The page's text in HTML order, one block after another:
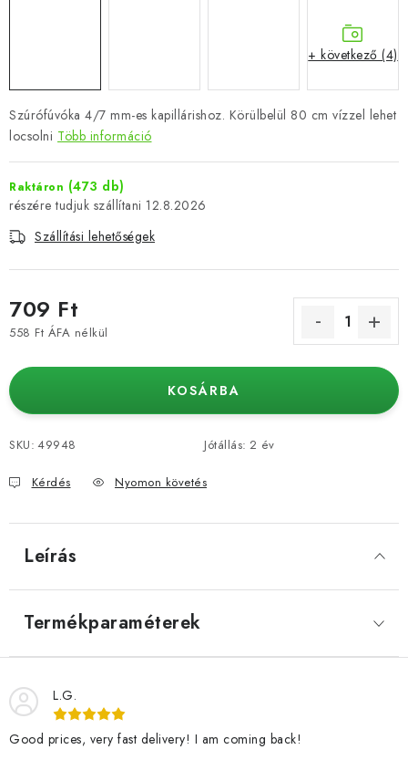
Szúrófúvóka 4/7 mm-es kapillárishoz. Körülbelül 80 cm vízzel lehet
locsolni Több információ
Raktáron (473 db)
12.8.2026
Szállítási lehetőségek
709 Ft
558 Ft ÁFA nélkül
KOSÁRBA
SKU: 49948 Jótállás: 2 év
Kérdés Nyomon követés
+ következő (4)
Leírás
Termékparaméterek
L.G.
Good prices, very fast delivery! I am coming back!